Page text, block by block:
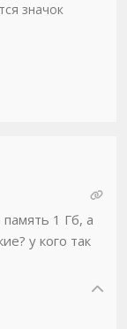
значок
1 Гб, а
у кого так